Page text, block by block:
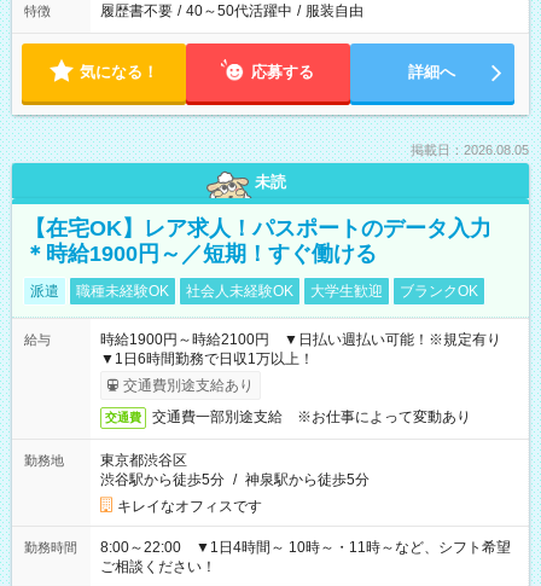
特徴 履歴書不要 / 40～50代活躍中 / 服装自由
気になる！ 応募する 詳細へ
掲載日：2026.08.05
未読
【在宅OK】レア求人！パスポートのデータ入力
＊時給1900円～／短期！すぐ働ける
派遣 職種未経験OK 社会人未経験OK 大学生歓迎 ブランクOK
給与
時給1900円～時給2100円 ▼日払い週払い可能！※規定有り
▼1日6時間勤務で日収1万以上！
交通費別途支給あり
交通費 交通費一部別途支給 ※お仕事によって変動あり
勤務地
東京都渋谷区
渋谷駅から徒歩5分 / 神泉駅から徒歩5分
キレイなオフィスです
勤務時間
8:00～22:00 ▼1日4時間～ 10時～・11時～など、シフト希望
ご相談ください！